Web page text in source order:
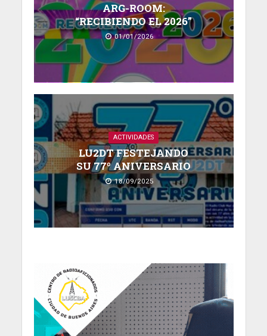
ARG-ROOM:
“RECIBIENDO EL 2026”
01/01/2026
ACTIVIDADES
LU2DT FESTEJANDO
SU 77º ANIVERSARIO
18/09/2025